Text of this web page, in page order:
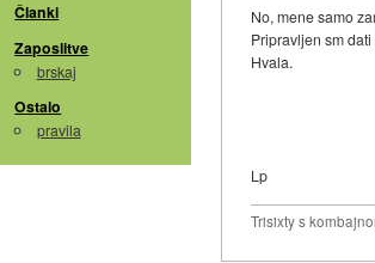
Članki
Zaposlitve
brskaj
Ostalo
pravila
No, mene samo
Pripravljen sm
Hvala.
Lp
Trisixty s